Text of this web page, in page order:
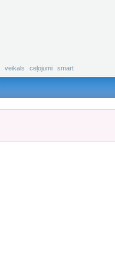
veikals ceļojumi smart